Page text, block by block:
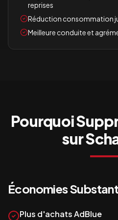
reprises
Réduction consommation
Meilleure conduite et
Pourquoi
sur
Économies
Plus d'achats AdBlue